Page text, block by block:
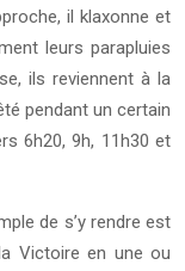
il klaxonne et
leurs parapluies
ils reviennent à la
pendant un certain
6h20, 9h, 11h30 et
de s’y rendre est
Victoire en une ou